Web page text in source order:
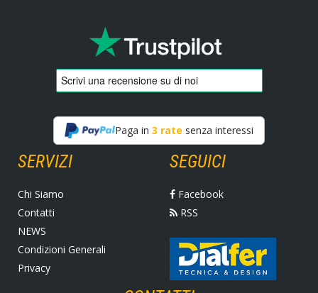
Paga in 3 rate senza interessi
SERVIZI
Chi Siamo
Contatti
NEWS
Condizioni Generali
Privacy
SEGUICI
Facebook
RSS